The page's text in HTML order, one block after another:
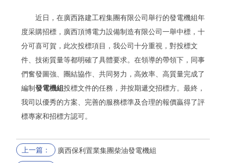
近日，在廣西路建工程集團有限公司舉行的發電機組年
度采購招標，廣西頂博電力設備制造有限公司一舉中標，十
分可喜可賀，此次投標項目，我公司十分重視，對投標文
件、技術質量等都明確了具體要求。在領導的帶領下，同事
們奮發圖強、團結協作、共同努力，高效率、高質量完成了
編制發電機組投標文件的任務，并按期遞交招標方。最終，
我司以優秀的方案、完善的服務標準及合理的報價贏得了評
標專家和招標方認可。
上一篇： 廣西保利置業集團柴油發電機組